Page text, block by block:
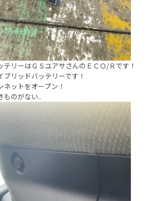
テリーはＧＳユアサさんのＥＣＯ/Ｒです！
リッドバッテリーです！
ットをオープン！
ものがない..